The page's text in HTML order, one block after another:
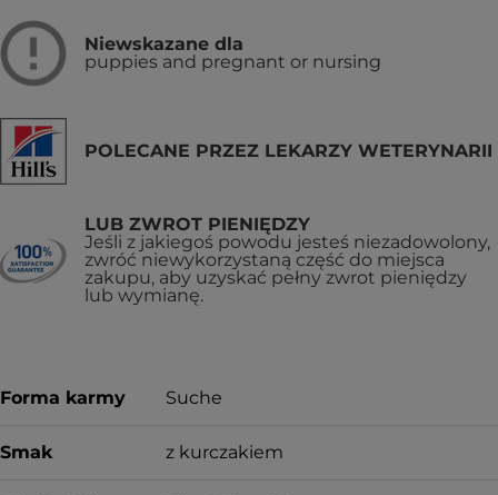
Niewskazane dla
puppies and pregnant or nursing
POLECANE PRZEZ LEKARZY WETERYNARII
LUB ZWROT PIENIĘDZY
Jeśli z jakiegoś powodu jesteś niezadowolony,
zwróć niewykorzystaną część do miejsca
zakupu, aby uzyskać pełny zwrot pieniędzy
lub wymianę.
Forma karmy Suche
Smak z kurczakiem